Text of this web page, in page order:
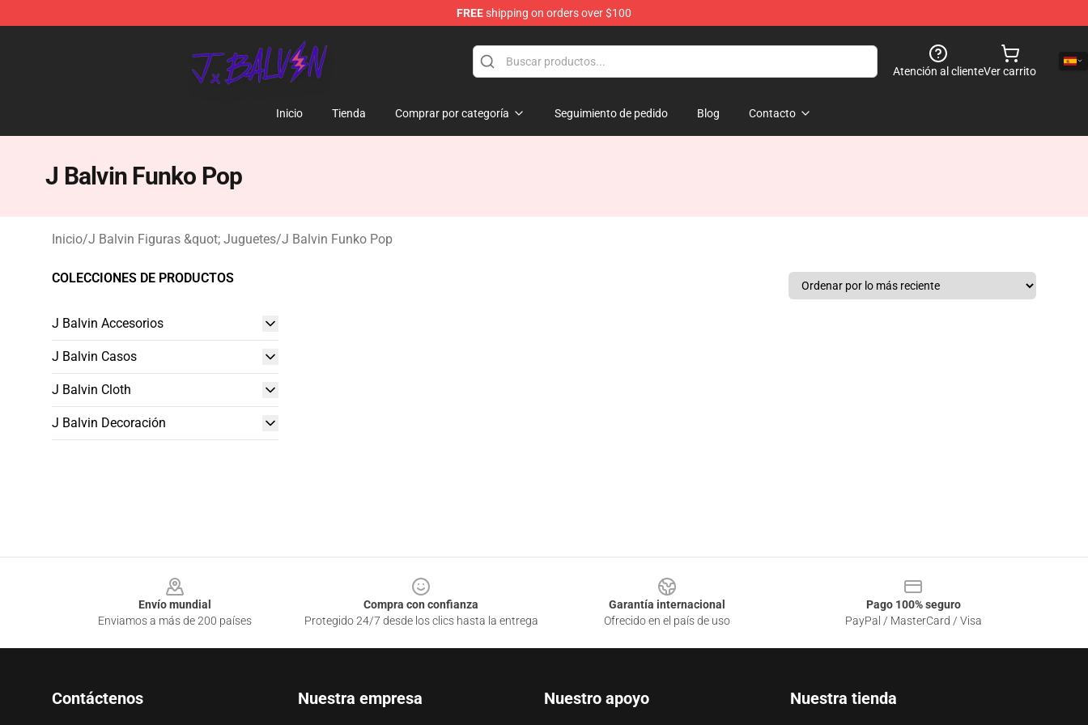
FREEshipping on orders over $100
J Balvin Store - Official J Balvin Merchandise Shop
Atención al clienteVer carrito
Inicio Tienda Comprar por categoría Seguimiento de pedido Blog Contacto
J Balvin Funko Pop
Inicio/J Balvin Figuras &quot; Juguetes/J Balvin Funko Pop
COLECCIONES DE PRODUCTOS
J Balvin Accesorios
J Balvin Casos
J Balvin Cloth
J Balvin Decoración
Envío mundial
Enviamos a más de 200 países
Compra con confianza
Protegido 24/7 desde los clics hasta la entrega
Garantía internacional
Ofrecido en el país de uso
Pago 100% seguro
PayPal / MasterCard / Visa
Contáctenos Nuestra empresa Nuestro apoyo Nuestra tienda